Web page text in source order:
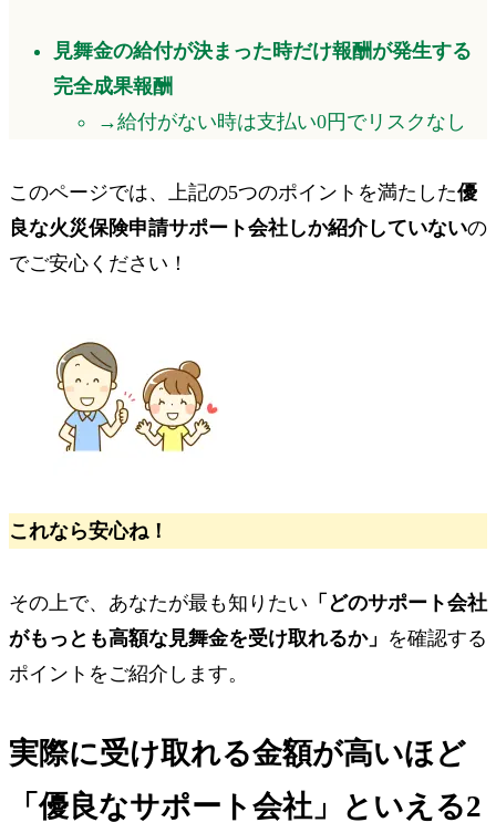
見舞金の給付が決まった時だけ報酬が発生する
完全成果報酬
→給付がない時は支払い0円でリスクなし
このページでは、上記の5つのポイントを満たした優
良な火災保険申請サポート会社しか紹介していないの
でご安心ください！
これなら安心ね！
その上で、あなたが最も知りたい 「どのサポート会社
がもっとも高額な見舞金を受け取れるか」 を確認する
ポイントをご紹介します。
実際に受け取れる金額が高いほど
「優良なサポート会社」
といえる2